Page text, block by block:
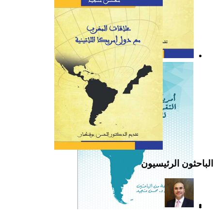
كتاب: علاقات المغرب مع
دول أمريكا اللاتينية
الباحثون الرئيسيون